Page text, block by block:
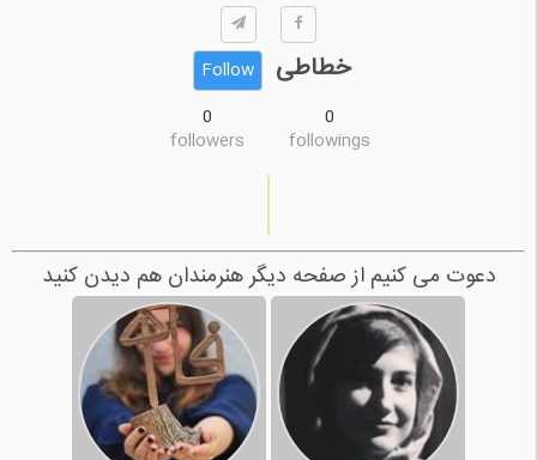
خطاطی
Follow
0
followings
0
followers
دعوت می کنیم از صفحه دیگر هنرمندان هم دیدن کنید